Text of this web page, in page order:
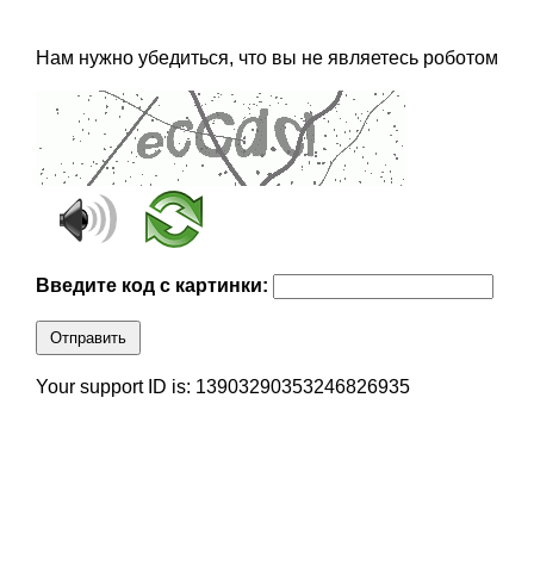
Нам нужно убедиться, что вы не являетесь роботом
Введите код с картинки:
Отправить
Your support ID is: 13903290353246826935